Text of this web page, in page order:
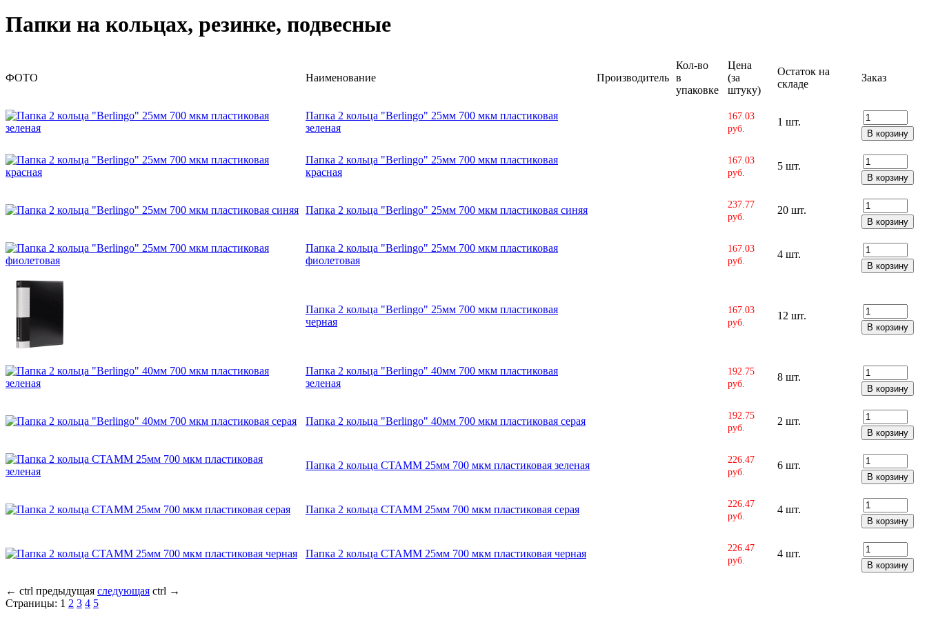
Папки на кольцах, резинке, подвесные
ФОТО Наименование Производитель
Кол-во
в
упаковке
Цена
(за
штуку)
Остаток на
складе
Заказ
Папка 2 кольца "Berlingo" 25мм 700 мкм пластиковая
зеленая
167.03
руб.
1 шт.
Папка 2 кольца "Berlingo" 25мм 700 мкм пластиковая
красная
167.03
руб.
5 шт.
Папка 2 кольца "Berlingo" 25мм 700 мкм пластиковая синяя
237.77
руб.
20 шт.
Папка 2 кольца "Berlingo" 25мм 700 мкм пластиковая
фиолетовая
167.03
руб.
4 шт.
Папка 2 кольца "Berlingo" 25мм 700 мкм пластиковая
черная
167.03
руб.
12 шт.
Папка 2 кольца "Berlingo" 40мм 700 мкм пластиковая
зеленая
192.75
руб.
8 шт.
Папка 2 кольца "Berlingo" 40мм 700 мкм пластиковая серая
192.75
руб.
2 шт.
Папка 2 кольца СТАММ 25мм 700 мкм пластиковая зеленая
226.47
руб.
6 шт.
Папка 2 кольца СТАММ 25мм 700 мкм пластиковая серая
226.47
руб.
4 шт.
Папка 2 кольца СТАММ 25мм 700 мкм пластиковая черная
226.47
руб.
4 шт.
← ctrl предыдущая следующая ctrl →
Страницы: 1 2 3 4 5